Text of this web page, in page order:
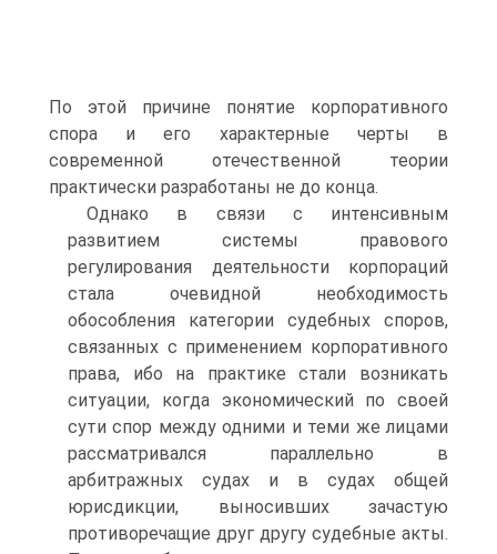
По этой причине понятие корпоративного
спора и его характерные черты в
современной отечественной теории
практически разработаны не до конца.
Однако в связи с интенсивным
развитием системы правового
регулирования деятельности корпораций
стала очевидной необходимость
обособления категории судебных споров,
связанных с применением корпоративного
права, ибо на практике стали возникать
ситуации, когда экономический по своей
сути спор между одними и теми же лицами
рассматривался параллельно в
арбитражных судах и в судах общей
юрисдикции, выносивших зачастую
противоречащие друг другу судебные акты.